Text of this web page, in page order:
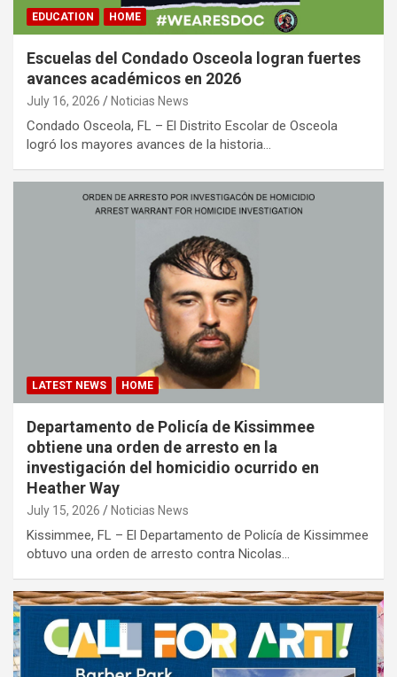
EDUCATION HOME
Escuelas del Condado Osceola logran fuertes
avances académicos en 2026
July 16, 2026 Noticias News
Condado Osceola, FL – El Distrito Escolar de Osceola
logró los mayores avances de la historia…
LATEST NEWS HOME
Departamento de Policía de Kissimmee
obtiene una orden de arresto en la
investigación del homicidio ocurrido en
Heather Way
July 15, 2026 Noticias News
Kissimmee, FL – El Departamento de Policía de Kissimmee
obtuvo una orden de arresto contra Nicolas…